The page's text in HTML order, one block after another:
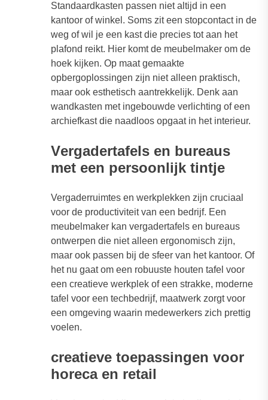
Standaardkasten passen niet altijd in een
kantoor of winkel. Soms zit een stopcontact in de
weg of wil je een kast die precies tot aan het
plafond reikt. Hier komt de meubelmaker om de
hoek kijken. Op maat gemaakte
opbergoplossingen zijn niet alleen praktisch,
maar ook esthetisch aantrekkelijk. Denk aan
wandkasten met ingebouwde verlichting of een
archiefkast die naadloos opgaat in het interieur.
Vergadertafels en bureaus
met een persoonlijk tintje
Vergaderruimtes en werkplekken zijn cruciaal
voor de productiviteit van een bedrijf. Een
meubelmaker kan vergadertafels en bureaus
ontwerpen die niet alleen ergonomisch zijn,
maar ook passen bij de sfeer van het kantoor. Of
het nu gaat om een robuuste houten tafel voor
een creatieve werkplek of een strakke, moderne
tafel voor een techbedrijf, maatwerk zorgt voor
een omgeving waarin medewerkers zich prettig
voelen.
creatieve toepassingen voor
horeca en retail